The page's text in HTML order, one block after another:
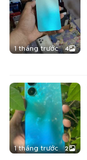
1 tháng trước 4
1 tháng trước 2